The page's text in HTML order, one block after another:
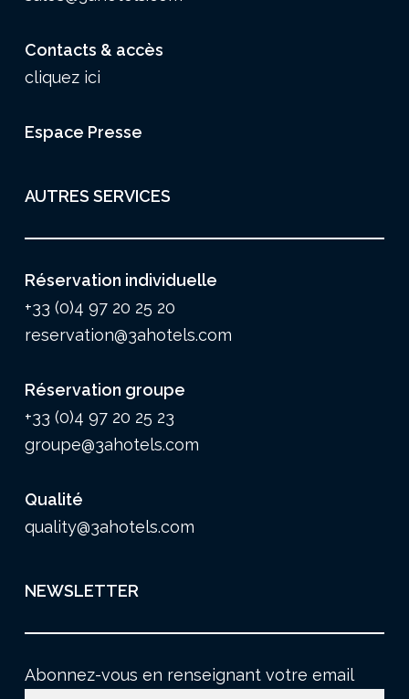
Contacts & accès
cliquez ici
Espace Presse
AUTRES SERVICES
Réservation individuelle
+33 (0)4 97 20 25 20
reservation@3ahotels.com
Réservation groupe
+33 (0)4 97 20 25 23
groupe@3ahotels.com
Qualité
quality@3ahotels.com
NEWSLETTER
Abonnez-vous en renseignant votre email